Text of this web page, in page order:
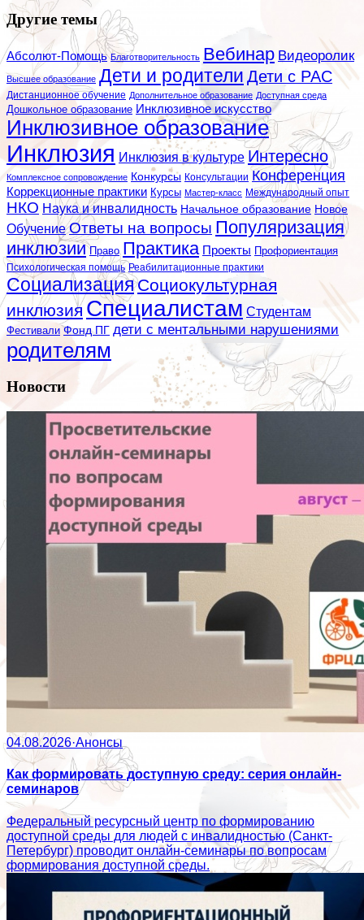
Другие темы
Абсолют-Помощь Благотворительность Вебинар Видеоролик
Высшее образование Дети и родители Дети с РАС
Дистанционное обучение Дополнительное образование Доступная среда
Дошкольное образование Инклюзивное искусство
Инклюзивное образование
Инклюзия Инклюзия в культуре Интересно
Комплексное сопровождение Конкурсы Консультации Конференция
Коррекционные практики Курсы Мастер-класс Международный опыт
НКО Наука и инвалидность Начальное образование Новое
Обучение Ответы на вопросы Популяризация
инклюзии Право Практика Проекты Профориентация
Психологическая помощь Реабилитационные практики
СоциализацияСоциокультурная
инклюзия Специалистам Студентам
Фестивали Фонд ПГ дети с ментальными нарушениями
родителям
Новости
04.08.2026·Анонсы
Как формировать доступную среду: серия онлайн-
семинаров
Федеральный ресурсный центр по формированию
доступной среды для людей с инвалидностью (Санкт-
Петербург) проводит онлайн-семинары по вопросам
формирования доступной среды.